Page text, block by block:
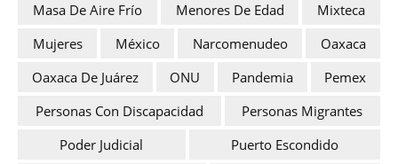
Masa De Aire Frío
Menores De Edad
Mixteca
Mujeres
México Narcomenudeo
Oaxaca
Oaxaca De Juárez
ONU Pandemia
Pemex
Personas Con Discapacidad
Personas Migrantes
Poder Judicial
Puerto Escondido